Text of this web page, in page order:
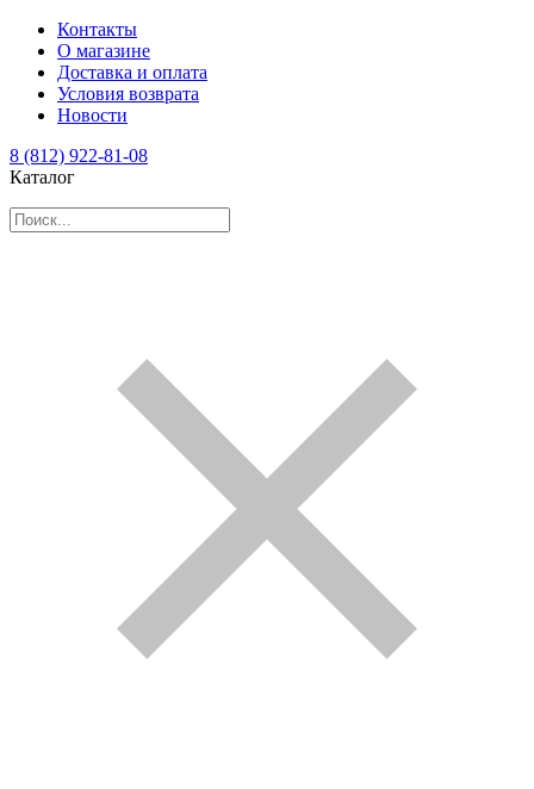
Контакты
О магазине
Доставка и оплата
Условия возврата
Новости
8 (812) 922-81-08
Каталог